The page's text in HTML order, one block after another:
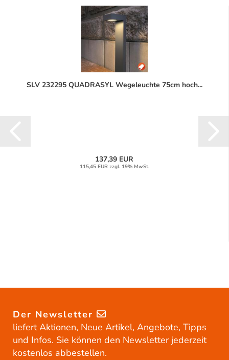
SLV 232295 QUADRASYL Wegeleuchte 75cm hoch...
137,39 EUR
115,45 EUR zzgl. 19% MwSt.
Der Newsletter
liefert Aktionen, Neue Artikel, Angebote, Tipps
und Infos. Sie können den Newsletter jederzeit
kostenlos abbestellen.